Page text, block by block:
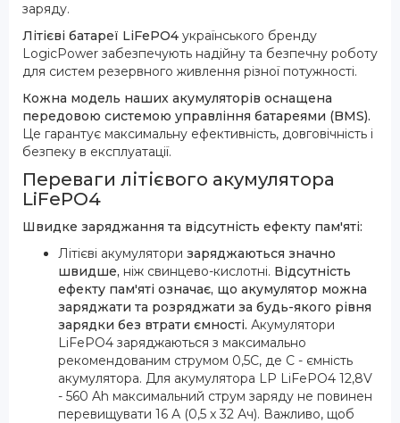
заряду.
Літієві батареї LiFePO4 українського бренду
LogicPower забезпечують надійну та безпечну роботу
для систем резервного живлення різної потужності.
Кожна модель наших акумуляторів оснащена
передовою системою управління батареями (BMS).
Це гарантує максимальну ефективність, довговічність і
безпеку в експлуатації.
Переваги літієвого акумулятора
LiFePO4
Швидке заряджання та відсутність ефекту пам'яті:
Літієві акумулятори заряджаються значно
швидше, ніж свинцево-кислотні. Відсутність
ефекту пам'яті означає, що акумулятор можна
заряджати та розряджати за будь-якого рівня
зарядки без втрати ємності. Акумулятори
LiFePO4 заряджаються з максимально
рекомендованим струмом 0,5С, де С - ємність
акумулятора. Для акумулятора LP LiFePO4 12,8V
- 560 Ah максимальний струм заряду не повинен
перевищувати 16 А (0,5 x 32 Ач). Важливо, щоб